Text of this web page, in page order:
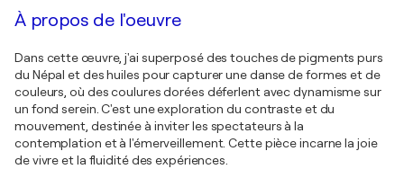
À propos de l'oeuvre
Dans cette œuvre, j'ai superposé des touches de pigments purs
du Népal et des huiles pour capturer une danse de formes et de
couleurs, où des coulures dorées déferlent avec dynamisme sur
un fond serein. C'est une exploration du contraste et du
mouvement, destinée à inviter les spectateurs à la
contemplation et à l'émerveillement. Cette pièce incarne la joie
de vivre et la fluidité des expériences.